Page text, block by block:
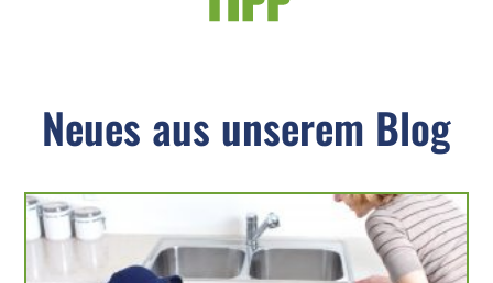
Neues aus unserem Blog